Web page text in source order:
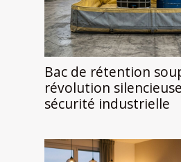
Bac de rétention
révolution
sécurité industrielle